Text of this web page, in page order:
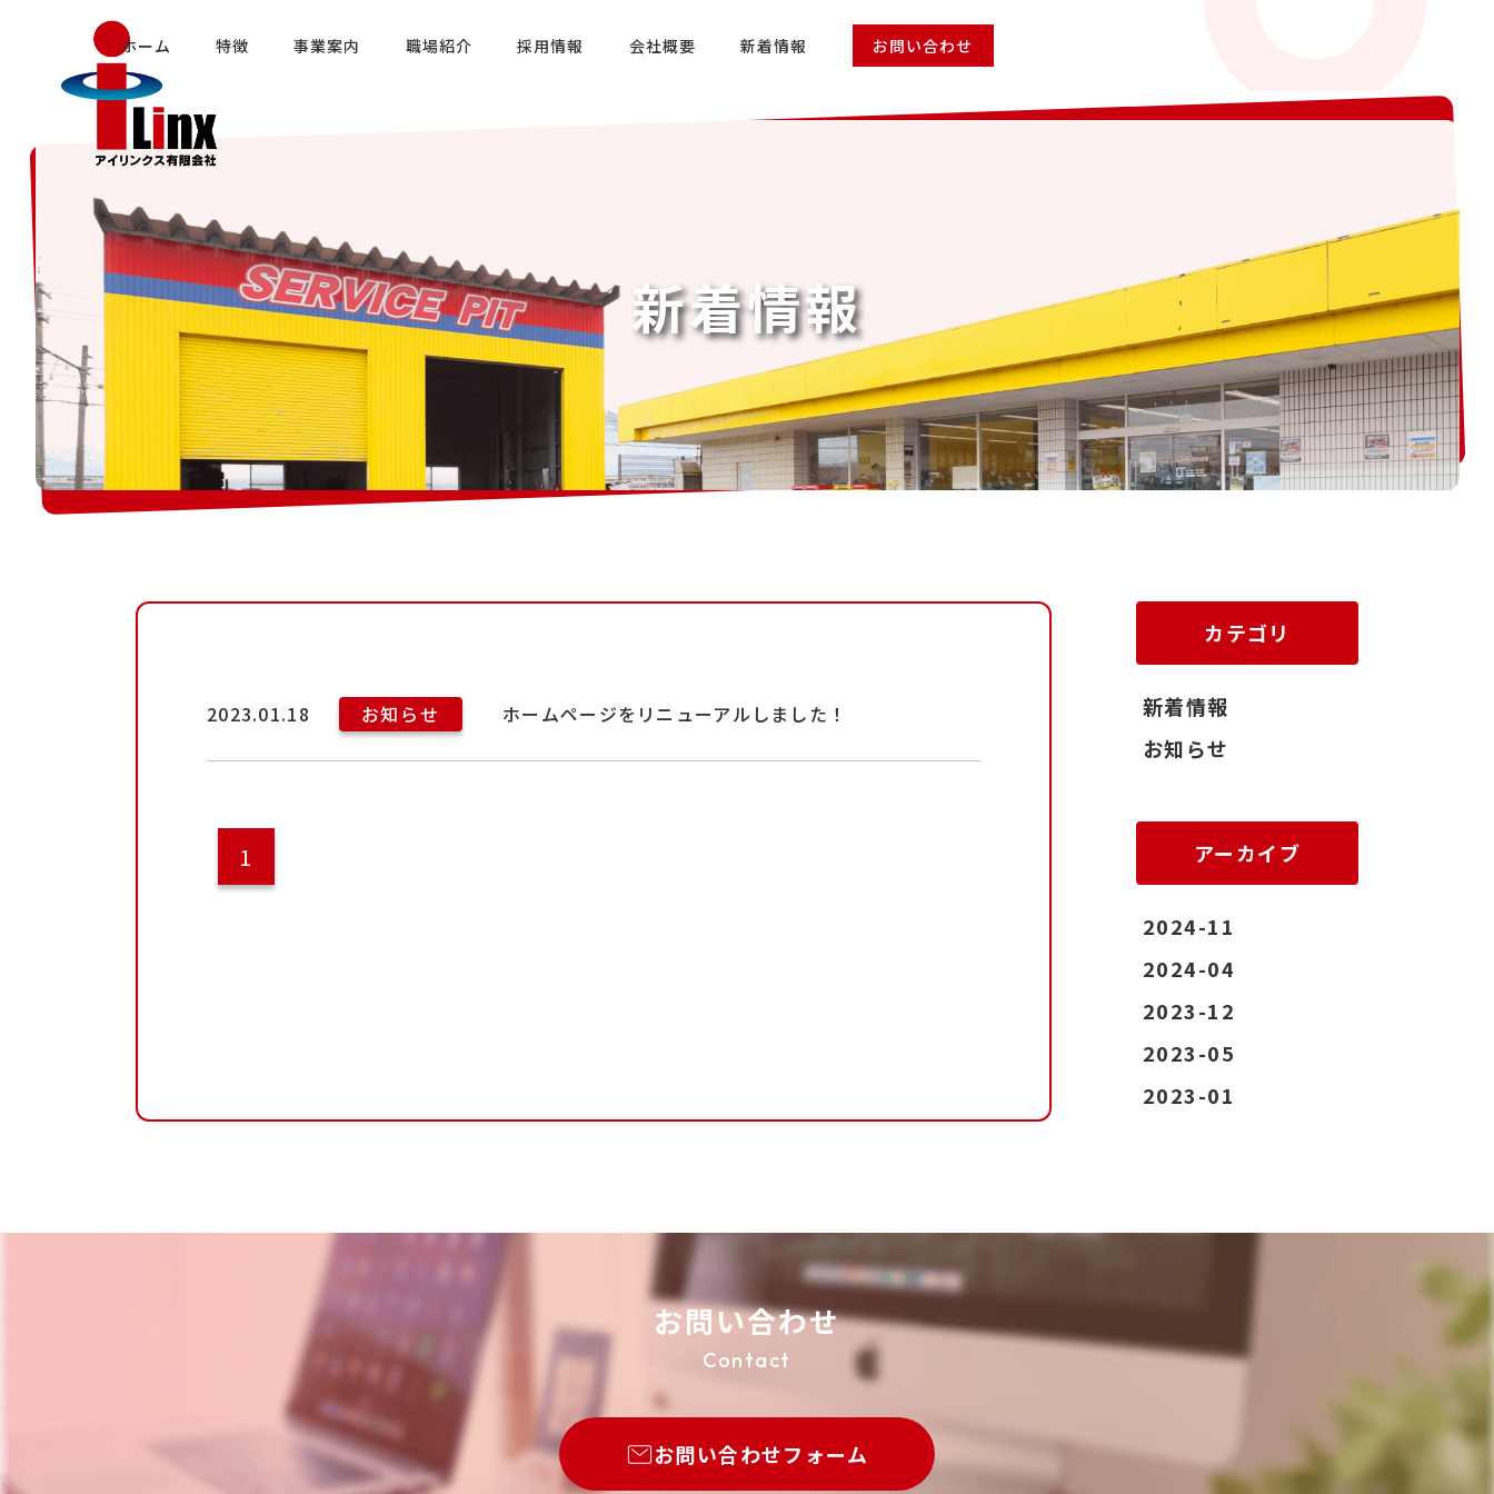
ホーム 特徴 事業案内 職場紹介 採用情報 会社概要 新着情報 お問い合わせ
新着情報
2023.01.18 お知らせ ホームページをリニューアルしました！
1
カテゴリ
新着情報
お知らせ
アーカイブ
2024-11
2024-04
2023-12
2023-05
2023-01
お問い合わせ
Contact
お問い合わせフォーム